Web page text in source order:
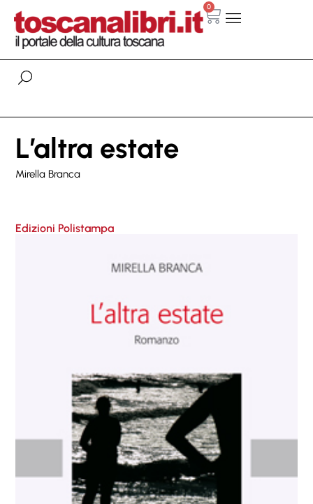
0
L’altra estate
Mirella Branca
Edizioni Polistampa